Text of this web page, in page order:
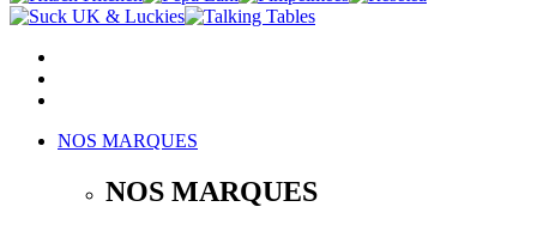
NOS MARQUES
NOS MARQUES